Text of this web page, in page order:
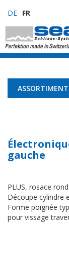
DE FR
ASSORTIMENT
gauche
PLUS, rosace
Découpe cylindre
Forme poignée
pour vissage